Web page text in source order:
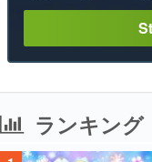
ランキング